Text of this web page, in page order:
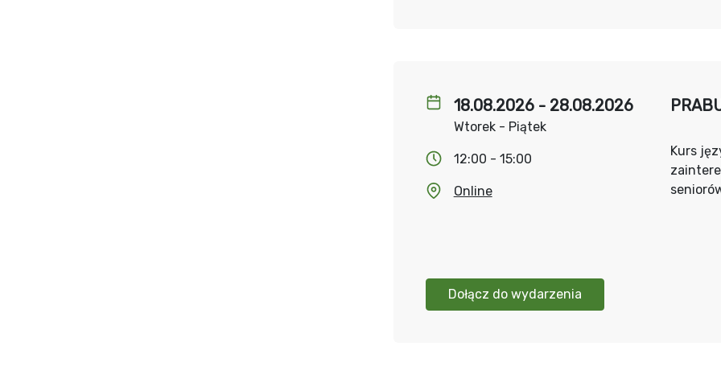
18.08.2026 - 28.08.2026
Wtorek - Piątek
12:00 - 15:00
Online
Dołącz do wydarzenia
Kurs